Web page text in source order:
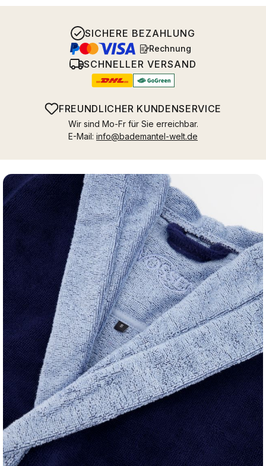
SICHERE BEZAHLUNG
Rechnung
SCHNELLER VERSAND
FREUNDLICHER KUNDENSERVICE
Wir sind Mo-Fr für Sie erreichbar.
E-Mail: info@bademantel-welt.de